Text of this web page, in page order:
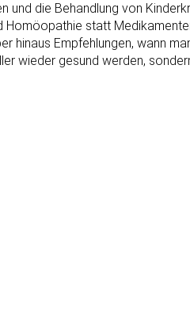
die Behandlung von
statt
hinaus Empfehlungen, wann
wieder gesund werden,